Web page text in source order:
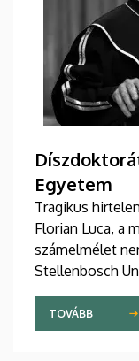
Egyetem
Tragikus
Florian Luca, a
számelmélet
Stellenbosch
2025
Debreceni
TOVÁBB